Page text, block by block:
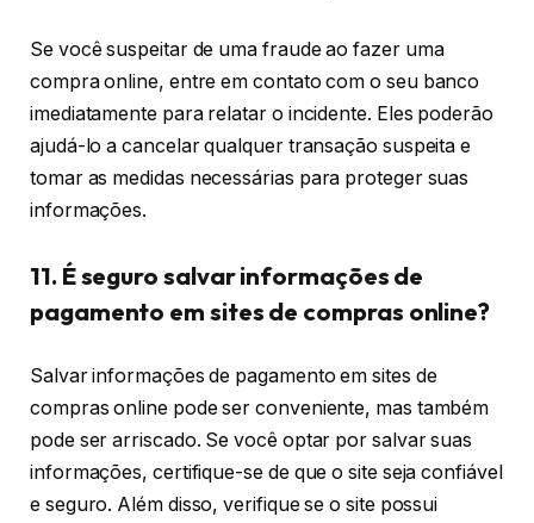
Se você suspeitar de uma fraude ao fazer uma
compra online, entre em contato com o seu banco
imediatamente para relatar o incidente. Eles poderão
ajudá-lo a cancelar qualquer transação suspeita e
tomar as medidas necessárias para proteger suas
informações.
11. É seguro salvar informações de
pagamento em sites de compras online?
Salvar informações de pagamento em sites de
compras online pode ser conveniente, mas também
pode ser arriscado. Se você optar por salvar suas
informações, certifique-se de que o site seja confiável
e seguro. Além disso, verifique se o site possui